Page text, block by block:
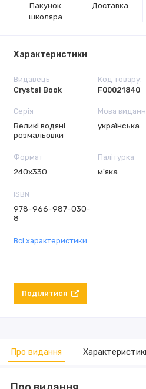
Пакунок
школяра
Доставка
Характеристики
Видавець
Crystal Book
Код товару:
F00021840
Серія
Великі водяні
розмальовки
Мова
українська
Формат
240х330
Палітурка
м'яка
ISBN
978-966-987-030-
8
Всі характеристики
Поділитися
Про видання